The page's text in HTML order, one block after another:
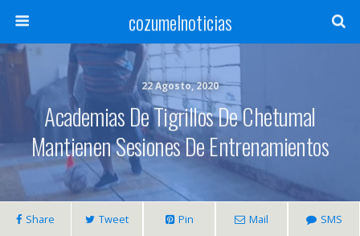
cozumelnoticias
22 Agosto, 2020
Academias De Tigrillos De Chetumal
Mantienen Sesiones De Entrenamientos
Share Tweet Pin Mail SMS